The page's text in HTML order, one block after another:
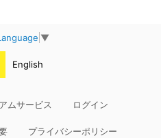
▼
English
ムサービス ログイン
プライバシーポリシー